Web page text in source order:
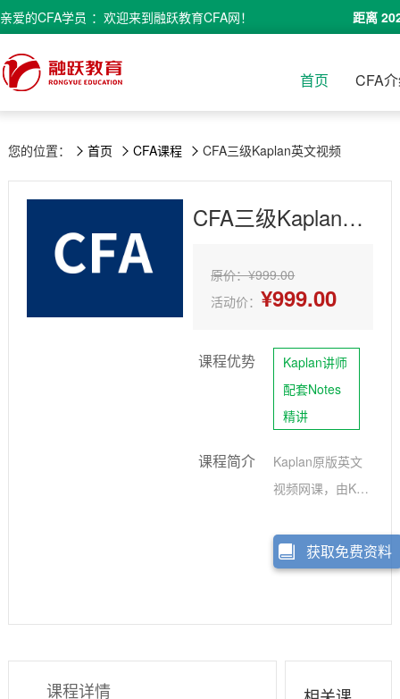
亲爱的CFA学员 ：欢迎来到融跃教育CFA网！ 距离
首页 CFA
您的位置： 首页 CFA课程 CFA三级Kaplan英文视频
CFA三级Kaplan英文视频
原价：¥999.00
活动价： ¥999.00
课程优势
Kaplan讲师
配套Notes
精讲
课程简介
Kaplan原版英文
视频网课，由Kap
行业及培训经验
的国际师资团队
和Notes系统讲解
获取免费资料
课程详情